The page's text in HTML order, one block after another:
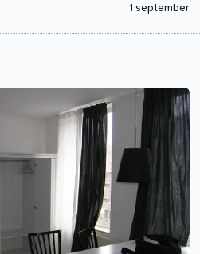
1 september